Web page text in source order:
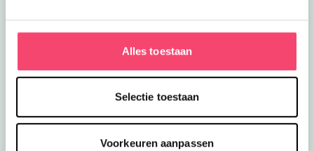
Alles toestaan
Selectie toestaan
Voorkeuren aanpassen
Kroon op de taart bij
Bekijk nu
Onze favoriete
Bekijk nu